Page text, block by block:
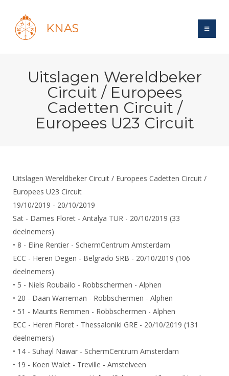
KNAS
Recent posts
Maandelijks archief
Evenement
Website
Handleiding
Historie
Bond
Beleid
Reglementen
Ledencijfers
Sponsors en Partners
Organisatie
Bestuur
Commissies
Ereleden
Leden van Verdiensten
Vacatures
Bondsbureau
Schermen
Breedtesport
Veteranen
Lichtzwaardschermen
Ranglijsten
Inschrijven
Reglementen
Materiaal
Rolstoelschermen
Wedstrijdkalender
Topsport
DBT
FBT
SBT
Talentontwikkeling
Atletencommissie
Internationale Titeltoernooien
Internationale aanmeldingen
Spreekbeurtpakket
Ouders en vereniging
Jeugdkampen
Brassardsysteem
Voor coaches en leraren
Nationale opleidingen
Internationale opleidingen
Opleidingen
Leraar
Forums
Schermforum
Nieuws
Zoek Vereniging
Contact
NK organiseren
Uitslagen Wereldbeker
Circuit / Europees
Cadetten Circuit /
Europees U23 Circuit
Uitslagen Wereldbeker Circuit / Europees Cadetten Circuit /
Europees U23 Circuit
19/10/2019 - 20/10/2019
Sat - Dames Floret - Antalya TUR - 20/10/2019 (33
deelnemers)
• 8 - Eline Rentier - SchermCentrum Amsterdam
ECC - Heren Degen - Belgrado SRB - 20/10/2019 (106
deelnemers)
• 5 - Niels Roubailo - Robbschermen - Alphen
• 20 - Daan Warreman - Robbschermen - Alphen
• 51 - Maurits Remmen - Robbschermen - Alphen
ECC - Heren Floret - Thessaloniki GRE - 20/10/2019 (131
deelnemers)
• 14 - Suhayl Nawar - SchermCentrum Amsterdam
• 19 - Koen Walet - Treville - Amstelveen